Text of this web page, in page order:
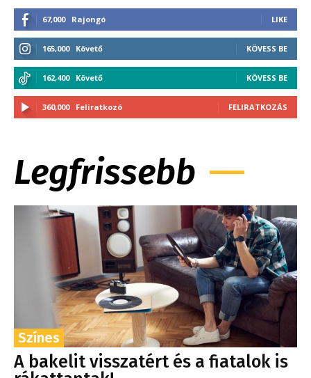
67,000 Rajongó LIKE
165,000 Követő KÖVESS BE
162,400 Követő KÖVESS BE
360,000 Feliratkozó FELIRATKOZÁS
Legfrissebb
Színes
A bakelit visszatért és a fiatalok is